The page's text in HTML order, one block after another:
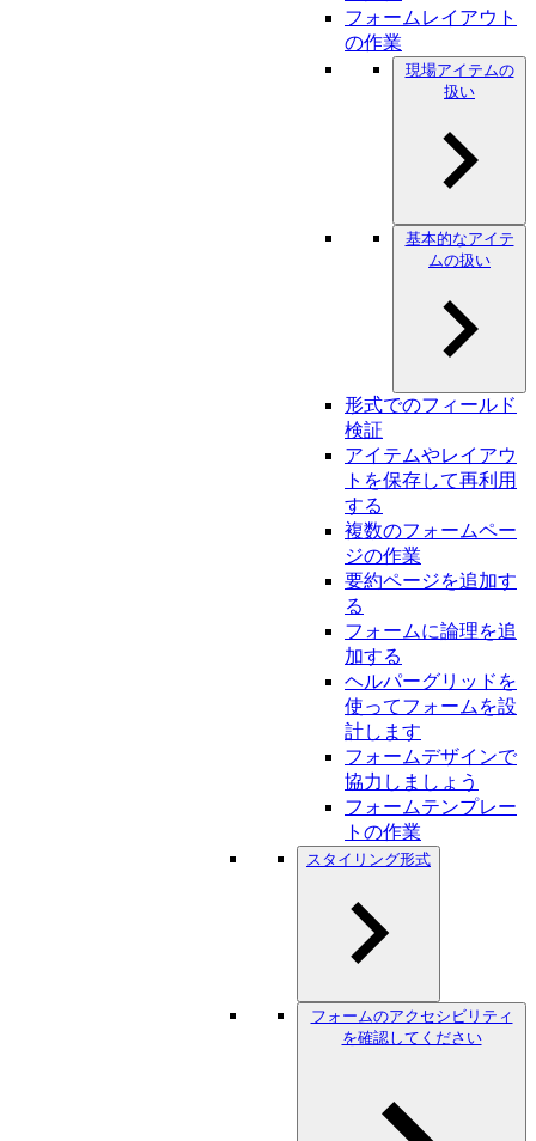
フォームレイアウト
の作業
現場アイテムの
扱い
基本的なアイテ
ムの扱い
形式でのフィールド
検証
アイテムやレイアウ
トを保存して再利用
する
複数のフォームペー
ジの作業
要約ページを追加す
る
フォームに論理を追
加する
ヘルパーグリッドを
使ってフォームを設
計します
フォームデザインで
協力しましょう
フォームテンプレー
トの作業
スタイリング形式
フォームのアクセシビリティ
を確認してください